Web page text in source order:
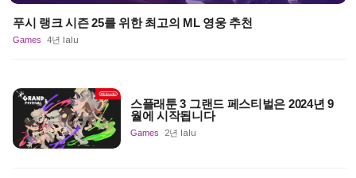
푸시 랭크 시즌 25를 위한 최고의 ML 영웅 추천
Games 4년 lalu
스플래툰 3 그랜드 페스티벌은 2024년 9
월에 시작됩니다
Games 2년 lalu